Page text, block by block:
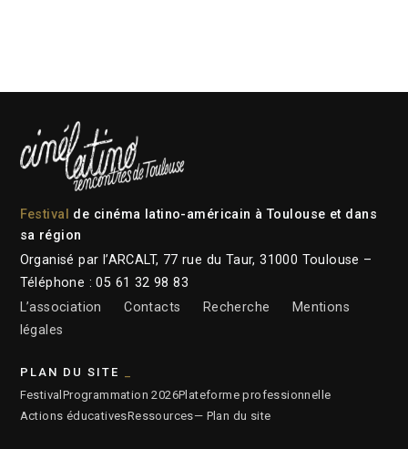
Festival de cinéma latino-américain à Toulouse et dans
sa région
Organisé par l’ARCALT, 77 rue du Taur, 31000 Toulouse –
Téléphone : 05 61 32 98 83
L’association
Contacts Recherche
Mentions
légales
PLAN DU SITE
Festival Programmation 2026Plateforme professionnelle
Actions éducativesRessources— Plan du site